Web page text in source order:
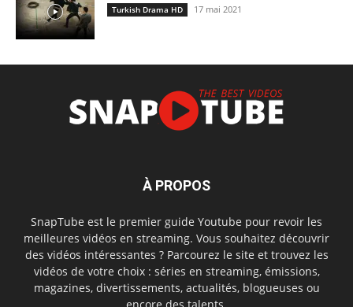
Turkish Drama HD 17 mai 2021
À PROPOS
SnapTube est le premier guide Youtube pour revoir les
meilleures vidéos en streaming. Vous souhaitez découvrir
des vidéos intéressantes ? Parcourez le site et trouvez les
vidéos de votre choix : séries en streaming, émissions,
magazines, divertissements, actualités, blogueuses ou